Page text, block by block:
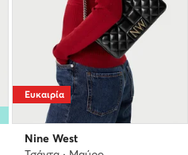
Ευκαιρία
Nine West